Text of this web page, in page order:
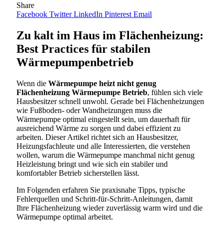
Share
Facebook Twitter LinkedIn Pinterest Email
Zu kalt im Haus im Flächenheizung:
Best Practices für stabilen
Wärmepumpenbetrieb
Wenn die Wärmepumpe heizt nicht genug
Flächenheizung Wärmepumpe Betrieb, fühlen sich viele
Hausbesitzer schnell unwohl. Gerade bei Flächenheizungen
wie Fußboden- oder Wandheizungen muss die
Wärmepumpe optimal eingestellt sein, um dauerhaft für
ausreichend Wärme zu sorgen und dabei effizient zu
arbeiten. Dieser Artikel richtet sich an Hausbesitzer,
Heizungsfachleute und alle Interessierten, die verstehen
wollen, warum die Wärmepumpe manchmal nicht genug
Heizleistung bringt und wie sich ein stabiler und
komfortabler Betrieb sicherstellen lässt.
Im Folgenden erfahren Sie praxisnahe Tipps, typische
Fehlerquellen und Schritt-für-Schritt-Anleitungen, damit
Ihre Flächenheizung wieder zuverlässig warm wird und die
Wärmepumpe optimal arbeitet.